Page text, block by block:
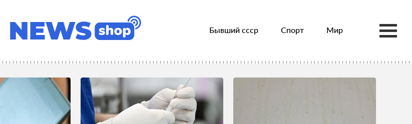
Бывший ссср Спорт Мир